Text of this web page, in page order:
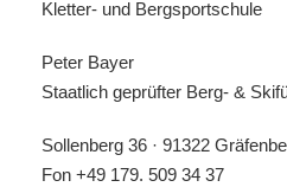
wetterangepasste
Skibrille
Sonnencreme mit hohem
Kletter- und Bergsportschule
Peter Bayer
Staatlich geprüfter Berg- &
Sollenberg 36 · 91322
Fon +49 179. 509 34 37